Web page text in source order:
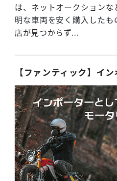
は、ネットオークション
明な車両を安く購入したも
店が見つからず...